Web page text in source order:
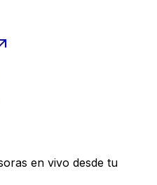
en vivo desde tu